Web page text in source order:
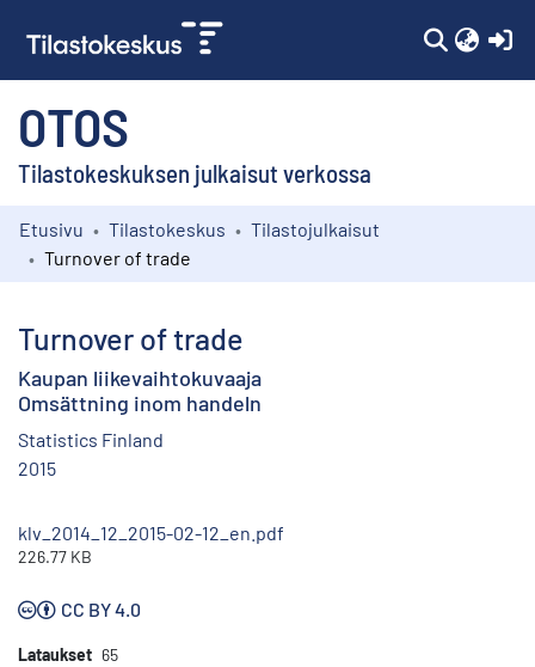
OTOS
Tilastokeskuksen julkaisut verkossa
Kokoelmat
Etusivu Tilastokeskus
Tilastojulkaisut
Turnover of trade
Turnover of trade
Kaupan liikevaihtokuvaaja
Omsättning inom handeln
Statistics Finland
2015
klv_2014_12_2015-02-12_en.pdf
226.77 KB
CC BY 4.0
Lataukset 65